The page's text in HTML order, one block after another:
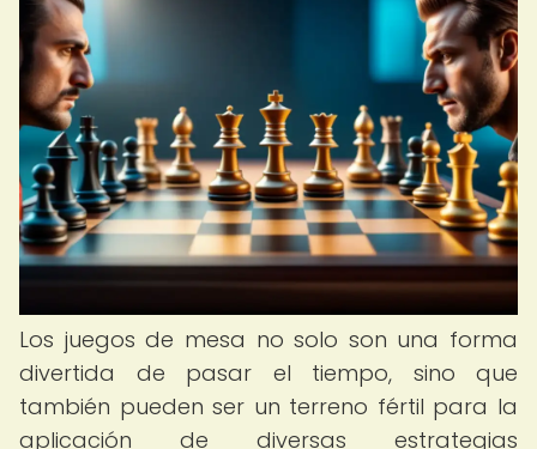
Los juegos de mesa no solo son una forma
divertida de pasar el tiempo, sino que
también pueden ser un terreno fértil para la
aplicación de diversas estrategias